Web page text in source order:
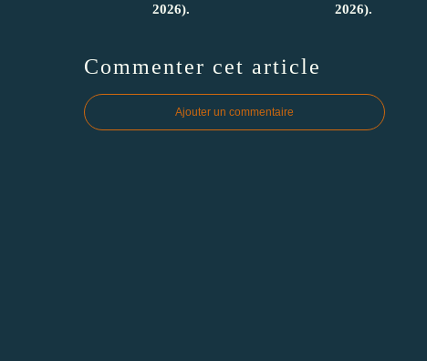
2026).
2026).
Commenter cet article
Ajouter un commentaire